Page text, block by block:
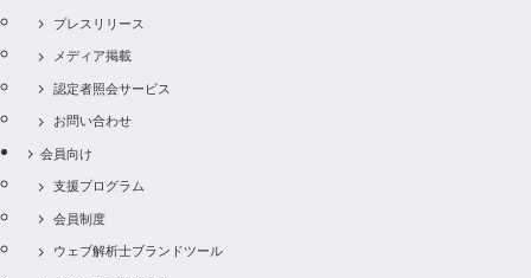
プレスリリース
メディア掲載
認定者照会サービス
お問い合わせ
会員向け
支援プログラム
会員制度
ウェブ解析士ブランドツール